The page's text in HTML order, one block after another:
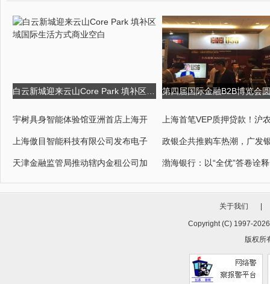
宇树具身智能体验馆亚洲首店上海开 上海首笔VEP质押贷款！沪
上海傲目智能科技有限公司发布电子 政银企共推购车热潮，广发
天津金融监管局推动辖内金租公司加 渤海银行：以“全优”答卷诠
关于我们
Copyright (C) 1997-
版权所